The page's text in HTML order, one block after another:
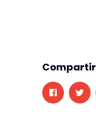
Compartir